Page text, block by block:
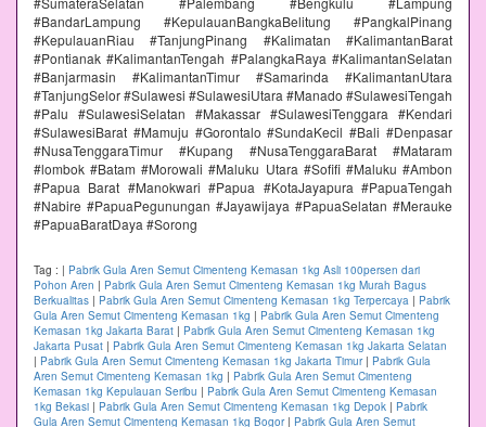
#BandarLampung #KepulauanBangkaBelitung #PangkalPinang
#KepulauanRiau #TanjungPinang #Kalimatan #KalimantanBarat
#Pontianak #KalimantanTengah #PalangkaRaya #KalimantanSelatan
#Banjarmasin #KalimantanTimur #Samarinda #KalimantanUtara
#TanjungSelor #Sulawesi #SulawesiUtara #Manado #SulawesiTengah
#Palu #SulawesiSelatan #Makassar #SulawesiTenggara #Kendari
#SulawesiBarat #Mamuju #Gorontalo #SundaKecil #Bali #Denpasar
#NusaTenggaraTimur #Kupang #NusaTenggaraBarat #Mataram
#lombok #Batam #Morowali #Maluku Utara #Sofifi #Maluku #Ambon
#Papua Barat #Manokwari #Papua #KotaJayapura #PapuaTengah
#Nabire #PapuaPegunungan #Jayawijaya #PapuaSelatan #Merauke
#PapuaBaratDaya #Sorong
Tag : | Pabrik Gula Aren Semut Cimenteng Kemasan 1kg Asli 100persen dari
Pohon Aren | Pabrik Gula Aren Semut Cimenteng Kemasan 1kg Murah Bagus
Berkualitas | Pabrik Gula Aren Semut Cimenteng Kemasan 1kg Terpercaya | Pabrik
Gula Aren Semut Cimenteng Kemasan 1kg | Pabrik Gula Aren Semut Cimenteng
Kemasan 1kg Jakarta Barat | Pabrik Gula Aren Semut Cimenteng Kemasan 1kg
Jakarta Pusat | Pabrik Gula Aren Semut Cimenteng Kemasan 1kg Jakarta Selatan
| Pabrik Gula Aren Semut Cimenteng Kemasan 1kg Jakarta Timur| Pabrik Gula
Aren Semut Cimenteng Kemasan 1kg | Pabrik Gula Aren Semut Cimenteng
Kemasan 1kg Kepulauan Seribu | Pabrik Gula Aren Semut Cimenteng Kemasan
1kg Bekasi | Pabrik Gula Aren Semut Cimenteng Kemasan 1kg Depok | Pabrik
Gula Aren Semut Cimenteng Kemasan 1kg Bogor| Pabrik Gula Aren Semut